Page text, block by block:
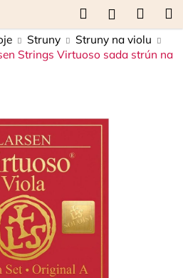
Hľadať
košík
Struny
Struny na violu
Strings Virtuoso sada strún na